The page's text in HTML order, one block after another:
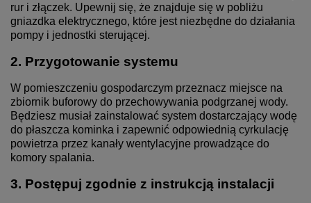
rur i złączek. Upewnij się, że znajduje się w pobliżu
gniazdka elektrycznego, które jest niezbędne do działania
pompy i jednostki sterującej.
2. Przygotowanie systemu
W pomieszczeniu gospodarczym przeznacz miejsce na
zbiornik buforowy do przechowywania podgrzanej wody.
Będziesz musiał zainstalować system dostarczający wodę
do płaszcza kominka i zapewnić odpowiednią cyrkulację
powietrza przez kanały wentylacyjne prowadzące do
komory spalania.
3. Postępuj zgodnie z instrukcją instalacji